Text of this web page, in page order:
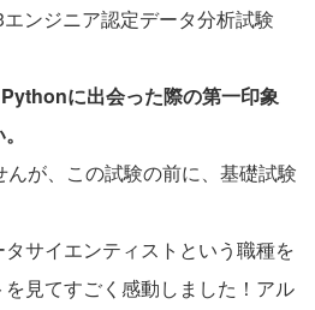
ンジニア認定データ分析試験
に出会った際の第一印象
が、この試験の前に、基礎試験
サイエンティストという職種を
見てすごく感動しました！アル